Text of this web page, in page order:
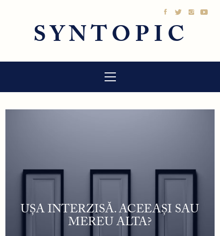
SYNTOPIC
principal
UȘA INTERZISĂ. ACEEAȘI SAU
MEREU ALTA?